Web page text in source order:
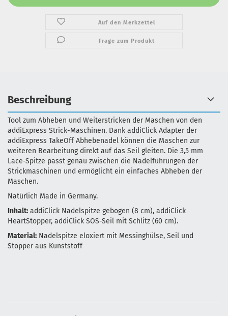
Auf den Merkzettel
Frage zum Produkt
Beschreibung
Tool zum Abheben und Weiterstricken der Maschen von den
addiExpress Strick-Maschinen. Dank addiClick Adapter der
addiExpress TakeOff Abhebenadel können die Maschen zur
weiteren Bearbeitung direkt auf das Seil gleiten. Die 3,5 mm
Lace-Spitze passt genau zwischen die Nadelführungen der
Strickmaschinen und ermöglicht ein einfaches Abheben der
Maschen.
Natürlich Made in Germany.
Inhalt: addiClick Nadelspitze gebogen (8 cm), addiClick
HeartStopper, addiClick SOS-Seil mit Schlitz (60 cm).
Material: Nadelspitze eloxiert mit Messinghülse, Seil und
Stopper aus Kunststoff